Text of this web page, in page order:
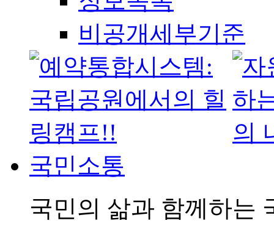
비공개세부기준
국민소통
국민의 삶과 함께하는